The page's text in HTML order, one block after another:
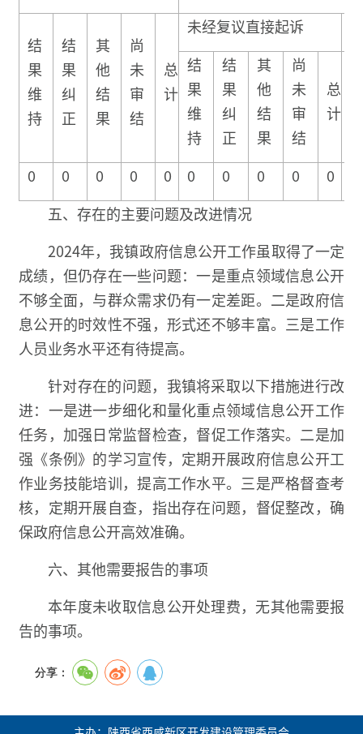
结
果
维
持
结
果
纠
正
其
他
结
果
尚
未
审
结
总
计
未经复议直接起诉
结
果
维
持
结
果
纠
正
其
他
结
果
尚
未
审
结
总
计
0
0 0 0 0 0 0 0 0 0
五、存在的主要问题及改进情况
2024年，我镇政府信息公开工作虽取得了一定
成绩，但仍存在一些问题：一是重点领域信息公开
不够全面，与群众需求仍有一定差距。二是政府信
息公开的时效性不强，形式还不够丰富。三是工作
人员业务水平还有待提高。
针对存在的问题，我镇将采取以下措施进行改
进：一是进一步细化和量化重点领域信息公开工作
任务，加强日常监督检查，督促工作落实。二是加
强《条例》的学习宣传，定期开展政府信息公开工
作业务技能培训，提高工作水平。三是严格督查考
核，定期开展自查，指出存在问题，督促整改，确
保政府信息公开高效准确。
六、其他需要报告的事项
本年度未收取信息公开处理费，无其他需要报
告的事项。
分享：